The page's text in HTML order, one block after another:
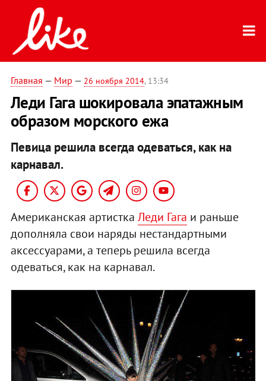
Главная — Мир — 26 ноября 2014, 13:34
Леди Гага шокировала эпатажным
образом морского ежа
Певица решила всегда одеваться, как на
карнавал.
Американская артистка Леди Гага и раньше
дополняла свои наряды нестандартными
аксессуарами, а теперь решила всегда
одеваться, как на карнавал.